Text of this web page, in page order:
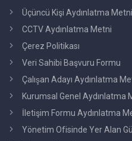
Üçüncü Kişi Aydınlatma Metni
CCTV Aydınlatma Metni
Çerez Politikası
Veri Sahibi Başvuru Formu
Çalışan Adayı Aydınlatma
Kurumsal Genel Aydınlatma
İletişim Formu Aydınlatma
Yönetim Ofisinde Yer Alan